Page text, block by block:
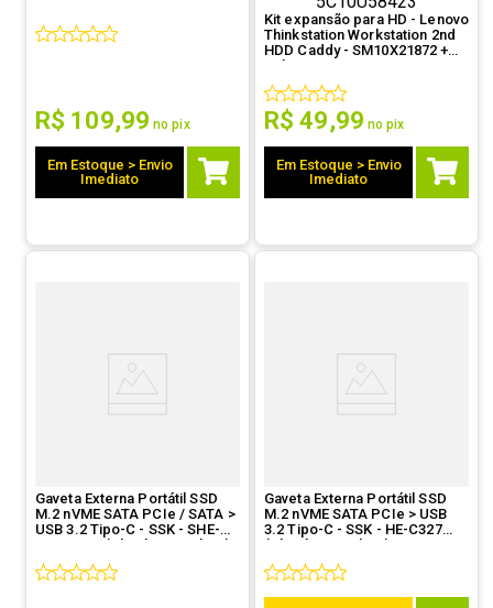
R$ 109,99 no pix
Em Estoque > Envio
Imediato
Kit expansão para HD - Lenovo
Thinkstation Workstation 2nd
HDD Caddy - SM10X21872 +
Cabo SATA PN 5C10U58423
R$ 49,99 no pix
Em Estoque > Envio
Imediato
Gaveta Externa Portátil SSD
M.2 nVME SATA PCIe / SATA >
USB 3.2 Tipo-C - SSK - SHE-
C325 PRO (Alumínio, 10Gbps)
Gaveta Externa Portátil SSD
M.2 nVME SATA PCIe > USB
3.2 Tipo-C - SSK - HE-C327
(Alumínio, 10Gbps)